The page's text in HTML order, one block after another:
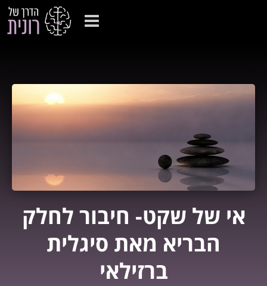
אי של שקט- חיבור לחלק
הבריא מאת סיגלית
ברזילאי